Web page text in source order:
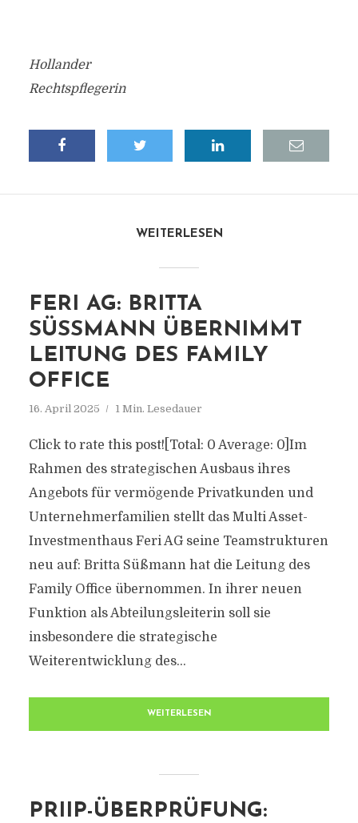
Hollander
Rechtspflegerin
WEITERLESEN
FERI AG: BRITTA
SÜSSMANN ÜBERNIMMT L
EITUNG DES FAMILY O
FFICE
16. April 2025 1 Min. Lesedauer
Click to rate this post![Total: 0 Average: 0]Im
Rahmen des strategischen Ausbaus ihres
Angebots für vermögende Privatkunden und
Unternehmerfamilien stellt das Multi Asset-
Investmenthaus Feri AG seine Teamstrukturen
neu auf: Britta Süßmann hat die Leitung des
Family Office übernommen. In ihrer neuen
Funktion als Abteilungsleiterin soll sie
insbesondere die strategische
Weiterentwicklung des...
WEITERLESEN
PRIIP-ÜBERPRÜFUNG: